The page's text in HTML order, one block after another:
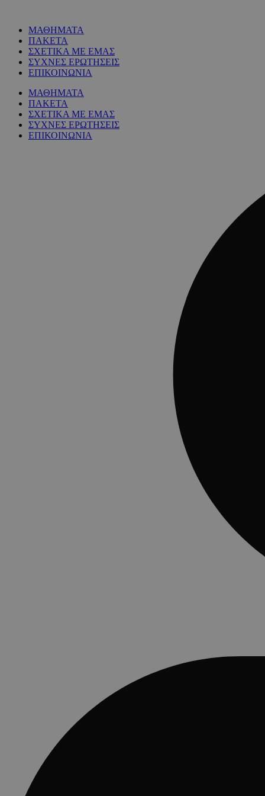
ΜΑΘΗΜΑΤΑ
ΠΑΚΕΤΑ
ΣΧΕΤΙΚΑ ΜΕ ΕΜΑΣ
ΣΥΧΝΕΣ ΕΡΩΤΗΣΕΙΣ
ΕΠΙΚΟΙΝΩΝΙΑ
ΜΑΘΗΜΑΤΑ
ΠΑΚΕΤΑ
ΣΧΕΤΙΚΑ ΜΕ ΕΜΑΣ
ΣΥΧΝΕΣ ΕΡΩΤΗΣΕΙΣ
ΕΠΙΚΟΙΝΩΝΙΑ